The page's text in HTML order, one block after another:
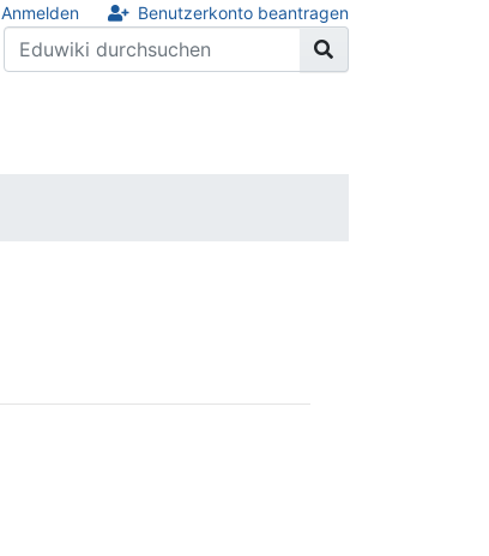
Anmelden Benutzerkonto beantragen